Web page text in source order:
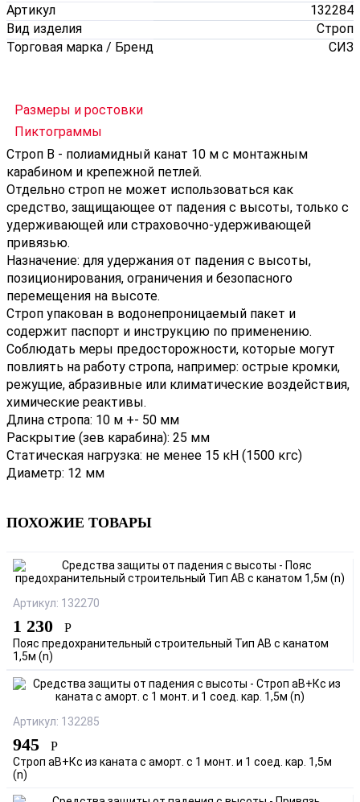
Артикул
132284
Вид изделия
Строп
Торговая марка / Бренд
СИЗ
Размеры и ростовки
Пиктограммы
Строп В - полиамидный канат 10 м с монтажным
карабином и крепежной петлей.
Отдельно строп не может использоваться как
средство, защищающее от падения с высоты, только с
удерживающей или страховочно-удерживающей
привязью.
Назначение: для удержания от падения с высоты,
позиционирования, ограничения и безопасного
перемещения на высоте.
Строп упакован в водонепроницаемый пакет и
содержит паспорт и инструкцию по применению.
Соблюдать меры предосторожности, которые могут
повлиять на работу стропа, например: острые кромки,
режущие, абразивные или климатические воздействия,
химические реактивы.
Длина стропа: 10 м +- 50 мм
Раскрытие (зев карабина): 25 мм
Статическая нагрузка: не менее 15 кН (1500 кгс)
Диаметр: 12 мм
ПОХОЖИЕ ТОВАРЫ
Артикул: 132270
1 230 Р
Пояс предохранительный строительный Тип АВ с канатом
1,5м (n)
Артикул: 132285
945 Р
Строп аВ+Кс из каната с аморт. с 1 монт. и 1 соед. кар. 1,5м
(n)